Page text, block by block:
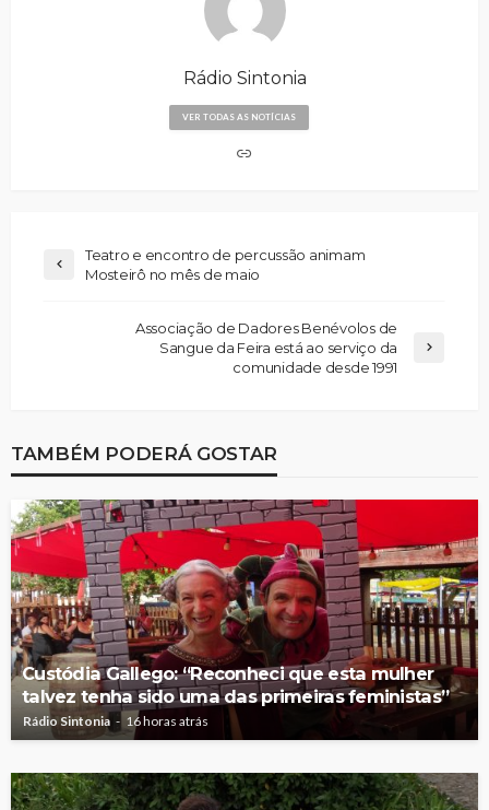
Rádio Sintonia
VER TODAS AS NOTÍCIAS
Teatro e encontro de percussão animam
Mosteirô no mês de maio
Associação de Dadores Benévolos de
Sangue da Feira está ao serviço da
comunidade desde 1991
TAMBÉM PODERÁ GOSTAR
Custódia Gallego: “Reconheci que esta mulher
talvez tenha sido uma das primeiras feministas”
Rádio Sintonia 16 horas atrás